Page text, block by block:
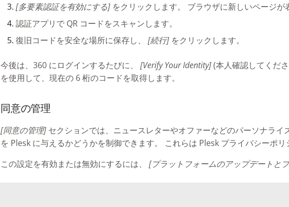
[多要素認証を有効にする] をクリックします。 ブラウザに新しいページが
認証アプリで QR コードをスキャンします。
復旧コードを安全な場所に保存し、 [続行] をクリックします。
今後は、360 にログインするたびに、 [Verify Your Identity](本人確認してくだ
を使用して、現在の 6 桁のコードを取得します。
同意の管理
[同意の管理] セクションでは、ニュースレターやオファーなどのパーソナラ
を Plesk に与えるかどうかを制御できます。 これらは Plesk プライバシーポリ
この設定を有効または無効にするには、 [プラットフォームのアップデートと